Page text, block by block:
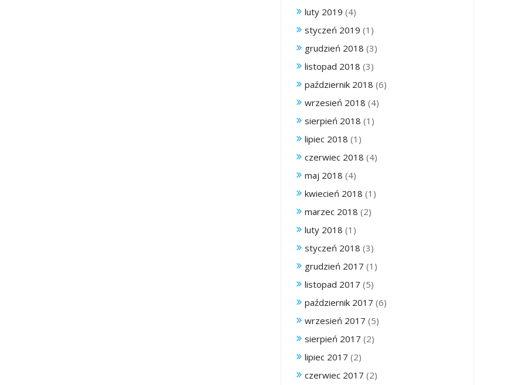
luty 2019 (4)
styczeń 2019 (1)
grudzień 2018 (3)
listopad 2018 (3)
październik 2018 (6)
wrzesień 2018 (4)
sierpień 2018 (1)
lipiec 2018 (1)
czerwiec 2018 (4)
maj 2018 (4)
kwiecień 2018 (1)
marzec 2018 (2)
luty 2018 (1)
styczeń 2018 (3)
grudzień 2017 (1)
listopad 2017 (5)
październik 2017 (6)
wrzesień 2017 (5)
sierpień 2017 (2)
lipiec 2017 (2)
czerwiec 2017 (2)